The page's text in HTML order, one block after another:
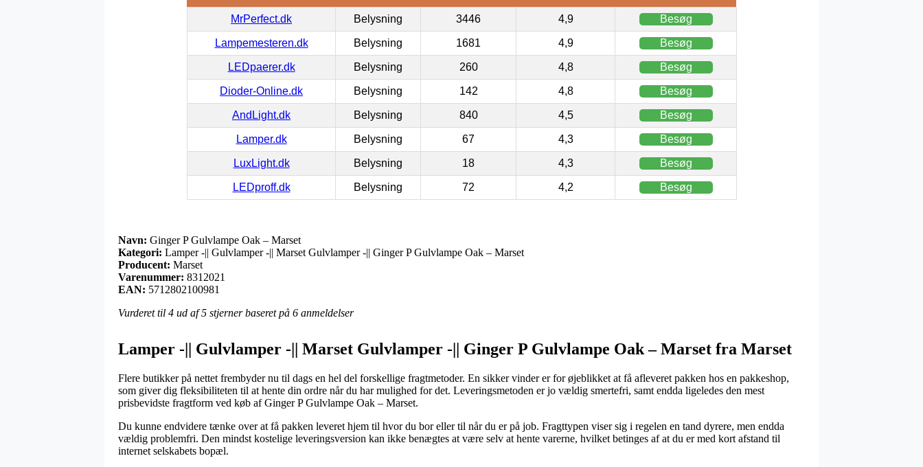
MrPerfect.dk Belysning 3446 4,9 Besøg
Lampemesteren.dk Belysning 1681 4,9 Besøg
LEDpaerer.dk Belysning 260 4,8 Besøg
Dioder-Online.dk Belysning 142 4,8 Besøg
AndLight.dk Belysning 840 4,5 Besøg
Lamper.dk Belysning 67 4,3 Besøg
LuxLight.dk Belysning 18 4,3 Besøg
LEDproff.dk Belysning 72 4,2 Besøg
Navn: Ginger P Gulvlampe Oak – Marset
Kategori: Lamper -|| Gulvlamper -|| Marset Gulvlamper -|| Ginger P Gulvlampe Oak – Marset
Producent: Marset
Varenummer: 8312021
EAN: 5712802100981
Vurderet til 4 ud af 5 stjerner baseret på 6 anmeldelser
Lamper -|| Gulvlamper -|| Marset Gulvlamper -|| Ginger P Gulvlampe Oak – Marset fra Marset
Flere butikker på nettet frembyder nu til dags en hel del forskellige fragtmetoder. En sikker vinder er for øjeblikket at få afleveret pakken hos en pakkeshop,
som giver dig fleksibiliteten til at hente din ordre når du har mulighed for det. Leveringsmetoden er jo vældig smertefri, samt endda ligeledes den mest
prisbevidste fragtform ved køb af Ginger P Gulvlampe Oak – Marset.
Du kunne endvidere tænke over at få pakken leveret hjem til hvor du bor eller til når du er på job. Fragttypen viser sig i regelen en tand dyrere, men endda
vældig problemfri. Den mindst kostelige leveringsversion kan ikke benægtes at være selv at hente varerne, hvilket betinges af at du er med kort afstand til
internet selskabets bopæl.